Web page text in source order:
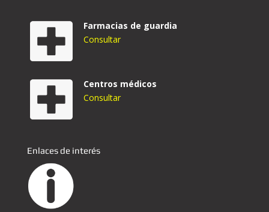
Farmacias de guardia
Consultar
Centros médicos
Consultar
Enlaces de interés